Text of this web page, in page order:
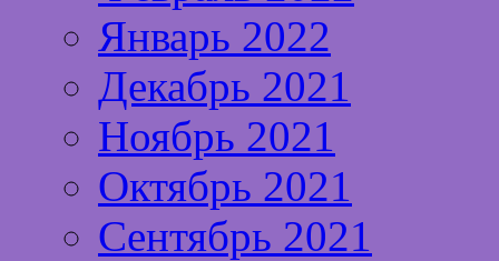
Январь 2022
Декабрь 2021
Ноябрь 2021
Октябрь 2021
Сентябрь 2021